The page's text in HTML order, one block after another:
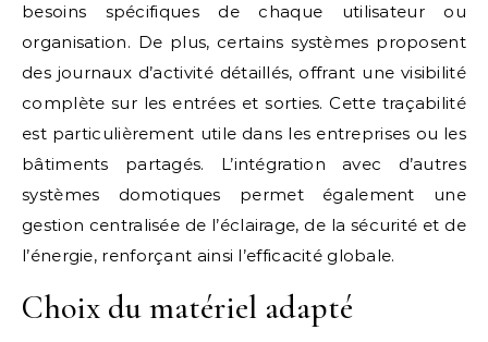
besoins spécifiques de chaque utilisateur ou
organisation. De plus, certains systèmes proposent
des journaux d’activité détaillés, offrant une visibilité
complète sur les entrées et sorties. Cette traçabilité
est particulièrement utile dans les entreprises ou les
bâtiments partagés. L’intégration avec d’autres
systèmes domotiques permet également une
gestion centralisée de l’éclairage, de la sécurité et de
l’énergie, renforçant ainsi l’efficacité globale.
Choix du matériel adapté